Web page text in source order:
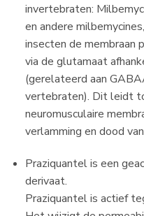
invertebraten:
en andere
insecten de membraan
via de glutamaat
(gerelateerd aan
vertebraten). Dit leidt
neuromusculaire
verlamming en dood
Praziquantel is een
derivaat.
Praziquantel is actief